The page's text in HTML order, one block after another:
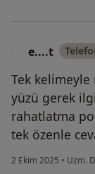
e....t
Tek
yüzü gerek
rahatlatma
tek özenle
2 Ekim 2025 • Uzm.